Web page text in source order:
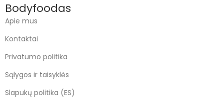
Bodyfoodas
Apie mus
Kontaktai
Privatumo politika
Sąlygos ir taisyklės
Slapukų politika (ES)